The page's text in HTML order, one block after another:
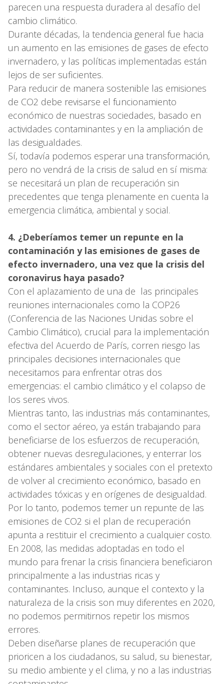
parecen una respuesta duradera al desafío del
cambio climático.
Durante décadas, la tendencia general fue hacia
un aumento en las emisiones de gases de efecto
invernadero, y las políticas implementadas están
lejos de ser suficientes.
Para reducir de manera sostenible las emisiones
de CO2 debe revisarse el funcionamiento
económico de nuestras sociedades, basado en
actividades contaminantes y en la ampliación de
las desigualdades.
Sí, todavía podemos esperar una transformación,
pero no vendrá de la crisis de salud en sí misma:
se necesitará un plan de recuperación sin
precedentes que tenga plenamente en cuenta la
emergencia climática, ambiental y social.
4. ¿Deberíamos temer un repunte en la
contaminación y las emisiones de gases de
efecto invernadero, una vez que la crisis del
coronavirus haya pasado?
Con el aplazamiento de una de las principales
reuniones internacionales como la COP26
(Conferencia de las Naciones Unidas sobre el
Cambio Climático), crucial para la implementación
efectiva del Acuerdo de París, corren riesgo las
principales decisiones internacionales que
necesitamos para enfrentar otras dos
emergencias: el cambio climático y el colapso de
los seres vivos.
Mientras tanto, las industrias más contaminantes,
como el sector aéreo, ya están trabajando para
beneficiarse de los esfuerzos de recuperación,
obtener nuevas desregulaciones, y enterrar los
estándares ambientales y sociales con el pretexto
de volver al crecimiento económico, basado en
actividades tóxicas y en orígenes de desigualdad.
Por lo tanto, podemos temer un repunte de las
emisiones de CO2 si el plan de recuperación
apunta a restituir el crecimiento a cualquier costo.
En 2008, las medidas adoptadas en todo el
mundo para frenar la crisis financiera beneficiaron
principalmente a las industrias ricas y
contaminantes. Incluso, aunque el contexto y la
naturaleza de la crisis son muy diferentes en 2020,
no podemos permitirnos repetir los mismos
errores.
Deben diseñarse planes de recuperación que
prioricen a los ciudadanos, su salud, su bienestar,
su medio ambiente y el clima, y no a las industrias